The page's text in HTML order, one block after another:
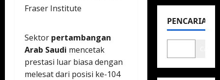
Sektor pertambangan
Arab Saudi mencetak
prestasi luar biasa dengan
melesat dari posisi ke-104
PENCARIAN